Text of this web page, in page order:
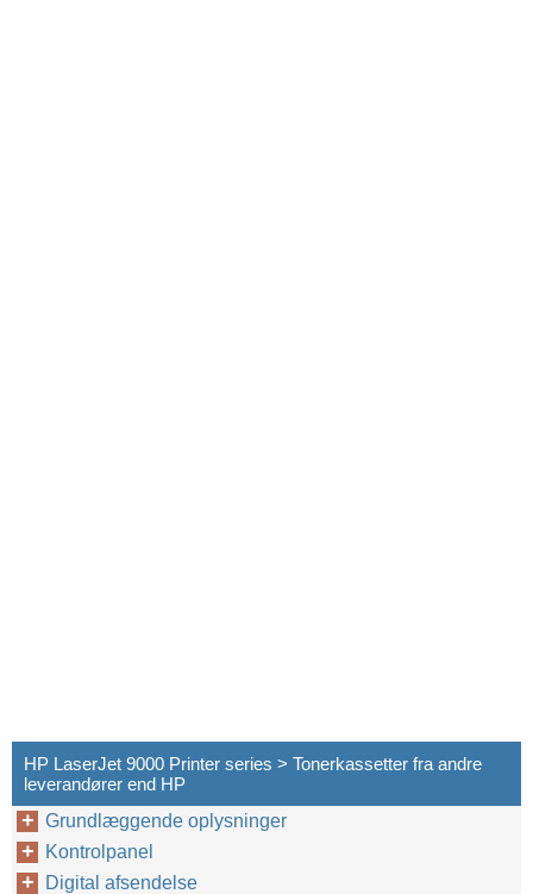
HP LaserJet 9000 Printer series > Tonerkassetter fra andre
leverandører end HP
Grundlæggende oplysninger
Kontrolpanel
Digital afsendelse